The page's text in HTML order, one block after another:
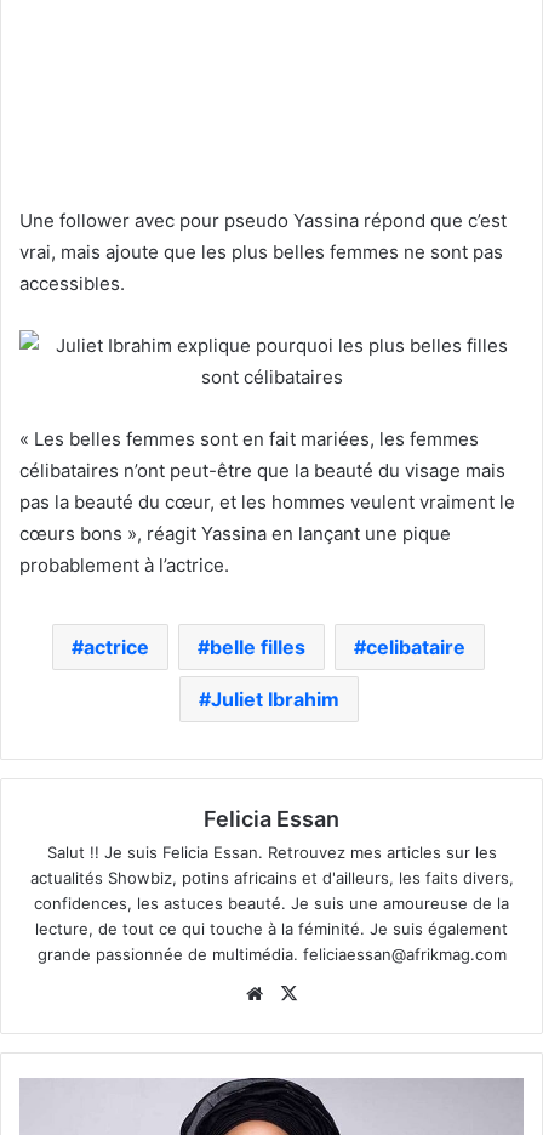
Une follower avec pour pseudo Yassina répond que c’est
vrai, mais ajoute que les plus belles femmes ne sont pas
accessibles.
« Les belles femmes sont en fait mariées, les femmes
célibataires n’ont peut-être que la beauté du visage mais
pas la beauté du cœur, et les hommes veulent vraiment le
cœurs bons », réagit Yassina en lançant une pique
probablement à l’actrice.
actrice belle filles celibataire
Juliet Ibrahim
Felicia Essan
Salut !! Je suis Felicia Essan. Retrouvez mes articles sur les
actualités Showbiz, potins africains et d'ailleurs, les faits divers,
confidences, les astuces beauté. Je suis une amoureuse de la
lecture, de tout ce qui touche à la féminité. Je suis également
grande passionnée de multimédia. feliciaessan@afrikmag.com
Website